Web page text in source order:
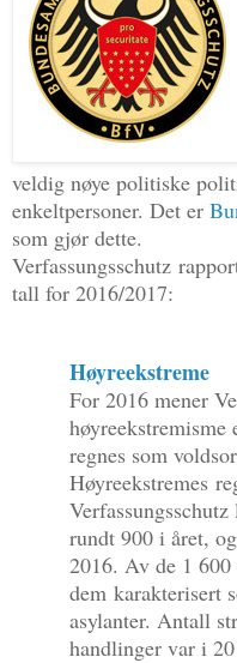
veldig nøye politiske
enkeltpersoner. Det er
som gjør dette.
Verfassungsschutz
tall for 2016/2017:
Høyreekstreme
For 2016 mener
høyreekstremisme
regnes som
Høyreekstremes
rundt 900 i året,
2016. Av de 1
dem karakterisert
asylanter. Antall
handlinger var i